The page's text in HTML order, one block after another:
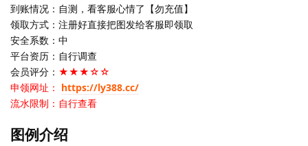
到账情况：自测，看客服心情了【勿充值】
领取方式：注册好直接把图发给客服即领取
安全系数：中
平台资历：自行调查
会员评分： ★★★☆☆
申领网址： https://ly388.cc/
流水限制：自行查看
图例介绍